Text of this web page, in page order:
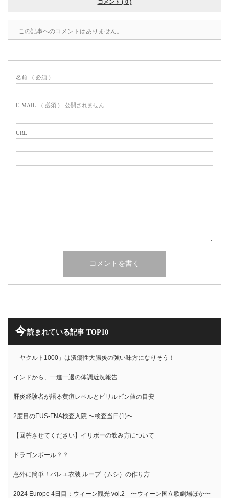
コメント ( 0 )
この記事へのコメントはありません。
名前 ( 必須 )
E-MAIL ( 必須 ) - 公開されません -
URL
今読まれている記事 TOP10
「ヤクルト1000」は潰瘍性大腸炎の強い味方になりそう！
インドから、一進一退の体調近況報告
肝炎経験者が語る黄疸レベルとビリルビン値の目安
2度目のEUS-FNA検査入院 〜検査当日(1)〜
【回答させてください】イリボーの飲み方について
ドラゴンボール？？
意外に簡単！バレエ衣装 ループ（ムシ）の作り方
2024 Europe 4日目：ウィーン観光 vol.2 〜ウィーン国立歌劇場ほか〜